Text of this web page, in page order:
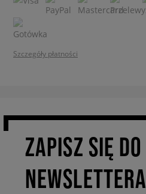
Szczegóły płatności
ZAPISZ SIĘ DO
NEWSLETTERA